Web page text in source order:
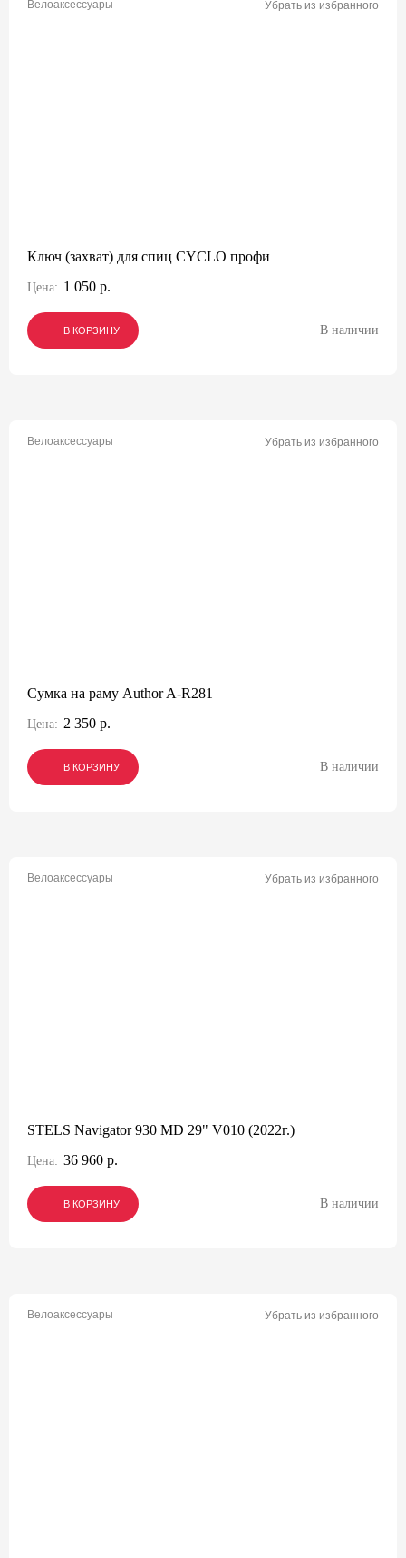
Велоаксессуары Убрать из избранного
Ключ (захват) для спиц CYCLO профи
Цена: 1 050 р.
В КОРЗИНУ
В КОРЗИНУ
В КОРЗИНУ В наличии
Велоаксессуары Убрать из избранного
Сумка на раму Author A-R281
Цена: 2 350 р.
В КОРЗИНУ
В КОРЗИНУ
В КОРЗИНУ В наличии
Велоаксессуары Убрать из избранного
STELS Navigator 930 MD 29" V010 (2022г.)
Цена: 36 960 р.
В КОРЗИНУ
В КОРЗИНУ
В КОРЗИНУ В наличии
Велоаксессуары Убрать из избранного